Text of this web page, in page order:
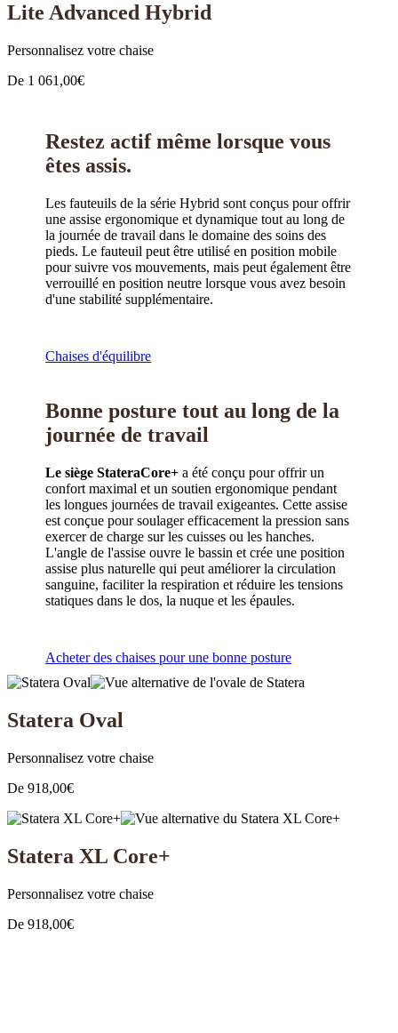
Lite Advanced Hybrid
Personnalisez votre chaise
De 1 061,00€
Restez actif même lorsque vous
êtes assis.
Les fauteuils de la série Hybrid sont conçus pour offrir
une assise ergonomique et dynamique tout au long de
la journée de travail dans le domaine des soins des
pieds. Le fauteuil peut être utilisé en position mobile
pour suivre vos mouvements, mais peut également être
verrouillé en position neutre lorsque vous avez besoin
d'une stabilité supplémentaire.
Chaises d'équilibre
Bonne posture tout au long de la
journée de travail
Le siège StateraCore+ a été conçu pour offrir un
confort maximal et un soutien ergonomique pendant
les longues journées de travail exigeantes. Cette assise
est conçue pour soulager efficacement la pression sans
exercer de charge sur les cuisses ou les hanches.
L'angle de l'assise ouvre le bassin et crée une position
assise plus naturelle qui peut améliorer la circulation
sanguine, faciliter la respiration et réduire les tensions
statiques dans le dos, la nuque et les épaules.
Acheter des chaises pour une bonne posture
Statera Oval
Personnalisez votre chaise
De 918,00€
Statera XL Core+
Personnalisez votre chaise
De 918,00€